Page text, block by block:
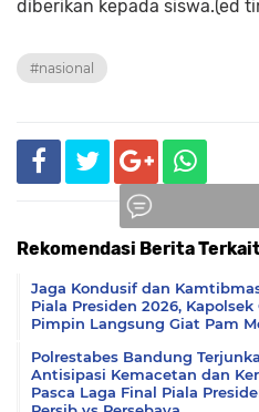
diberikan kepada siswa.(ed
#nasional
Rekomendasi Berita
Jaga Kondusif dan
Piala Presiden 2026,
Pimpin Langsung Giat Pam
Polrestabes Bandung
Antisipasi Kemacetan dan
Pasca Laga Final Piala